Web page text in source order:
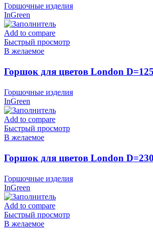
Горшочные изделия
InGreen
Add to compare
Быстрый просмотр
В желаемое
Горшок для цветов London
Горшочные изделия
InGreen
Add to compare
Быстрый просмотр
В желаемое
Горшок для цветов London
Горшочные изделия
InGreen
Add to compare
Быстрый просмотр
В желаемое